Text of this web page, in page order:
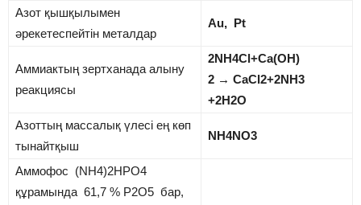
Азот қышқылымен
әрекетеспейтін металдар
Au, Pt
Аммиактың зертханада алыну
реакциясы
2NH4Cl+Ca(OH)
2 → CaCl2+2NH3
+2H2O
Азоттың массалық үлесі ең көп
тынайтқыш
NH4NO3
Аммофос (NH4)2HPO4
құрамында 61,7 % P2O5 бар,